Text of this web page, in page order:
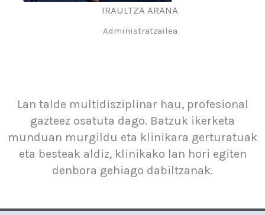
IRAULTZA ARANA
Administratzailea
Lan talde multidisziplinar hau, profesional
gazteez osatuta dago. Batzuk ikerketa
munduan murgildu eta klinikara gerturatuak
eta besteak aldiz, klinikako lan hori egiten
denbora gehiago dabiltzanak.